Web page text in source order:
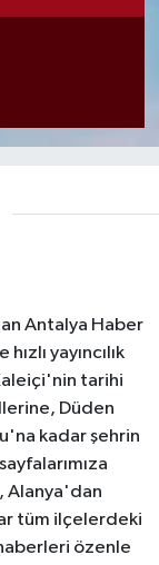
Antalya Haber
yayıncılık
tarihi
Düden
kadar şehrin
Alanya'dan
tüm ilçelerdeki
özenle